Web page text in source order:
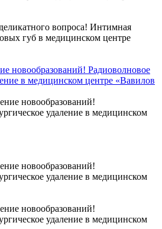
новообразований! Радиоволновое
в медицинском центре «Вавилов